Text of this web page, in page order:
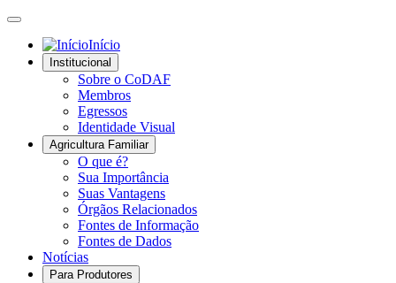
Início
Institucional
Sobre o CoDAF
Membros
Egressos
Identidade Visual
Agricultura Familiar
O que é?
Sua Importância
Suas Vantagens
Órgãos Relacionados
Fontes de Informação
Fontes de Dados
Notícias
Para Produtores